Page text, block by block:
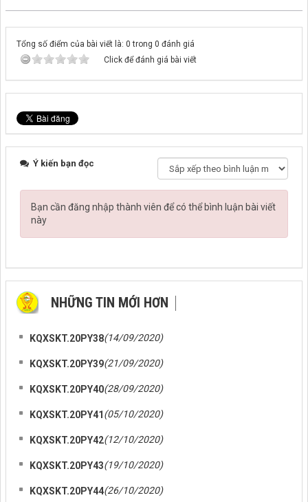
Tổng số điểm của bài viết là: 0 trong 0 đánh giá
Click để đánh giá bài viết
Ý kiến bạn đọc
Bạn cần đăng nhập thành viên để có thể bình luận bài viết
này
NHỮNG TIN MỚI HƠN
KQXSKT.20PY38(14/09/2020)
KQXSKT.20PY39(21/09/2020)
KQXSKT.20PY40(28/09/2020)
KQXSKT.20PY41 (05/10/2020)
KQXSKT.20PY42(12/10/2020)
KQXSKT.20PY43(19/10/2020)
KQXSKT.20PY44(26/10/2020)